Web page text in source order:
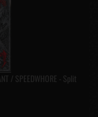
/ SPEEDWHORE - Split